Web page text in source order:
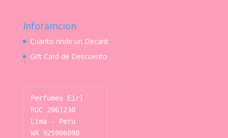
Inforamcion
Cuanto rinde un Decant
Gift Card de Descuento
Perfumes Eirl
RUC 2061230
Lima - Peru
WA 925906090